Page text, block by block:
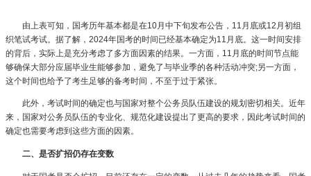
由上表可知，国考历年基本都是在10月中下旬发布公告，11月底或12月初组
织笔试考试。据了解，2024年国考的时间已经基本确定为11月底。这一时间安排
的背后，实际上是充分考虑了多方面因素的结果。一方面，11月底的时间节点能
够确保大部分应届毕业生能够参加，避免了与毕业季的各种活动冲突;另一方面，
这个时间也给予了考生足够的备考时间，不至于过于紧张。
此外，考试时间的确定也与国家对整个公务员队伍建设的规划密切相关。近年
来，国家对公务员队伍的专业化、规范化建设提出了更高的要求，因此考试时间的
确定也需要考虑到这些方面的因素。
二、是否扩招仍存在变数